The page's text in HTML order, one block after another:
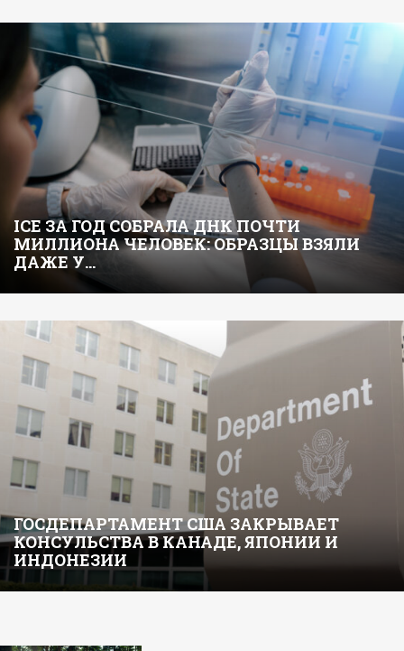
ICE ЗА ГОД СОБРАЛА ДНК ПОЧТИ
МИЛЛИОНА ЧЕЛОВЕК: ОБРАЗЦЫ ВЗЯЛИ
ДАЖЕ У…
ГОСДЕПАРТАМЕНТ США ЗАКРЫВАЕТ
КОНСУЛЬСТВА В КАНАДЕ, ЯПОНИИ И
ИНДОНЕЗИИ